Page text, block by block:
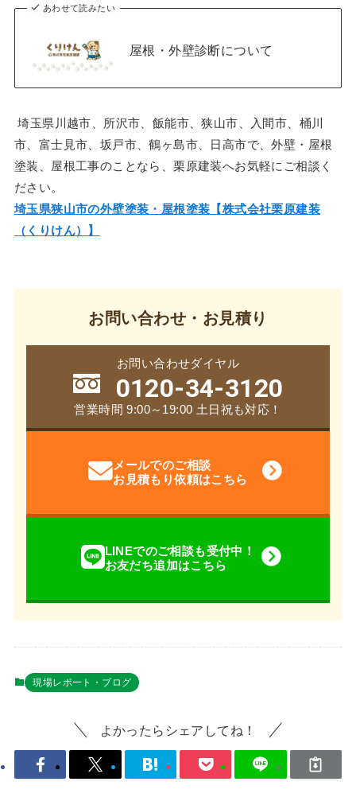
あわせて読みたい
屋根・外壁診断について
埼玉県川越市、所沢市、飯能市、狭山市、入間市、桶川
市、富士見市、坂戸市、鶴ヶ島市、日高市で、外壁・屋根
塗装、屋根工事のことなら、栗原建装へお気軽にご相談く
ださい。
埼玉県狭山市の外壁塗装・屋根塗装【株式会社栗原建装
（くりけん）】
お問い合わせ・お見積り
お問い合わせダイヤル
0120-34-3120
営業時間 9:00～19:00 土日祝も対応！
メールでのご相談
お見積もり依頼はこちら
LINEでのご相談も受付中！
お友だち追加はこちら
現場レポート・ブログ
よかったらシェアしてね！